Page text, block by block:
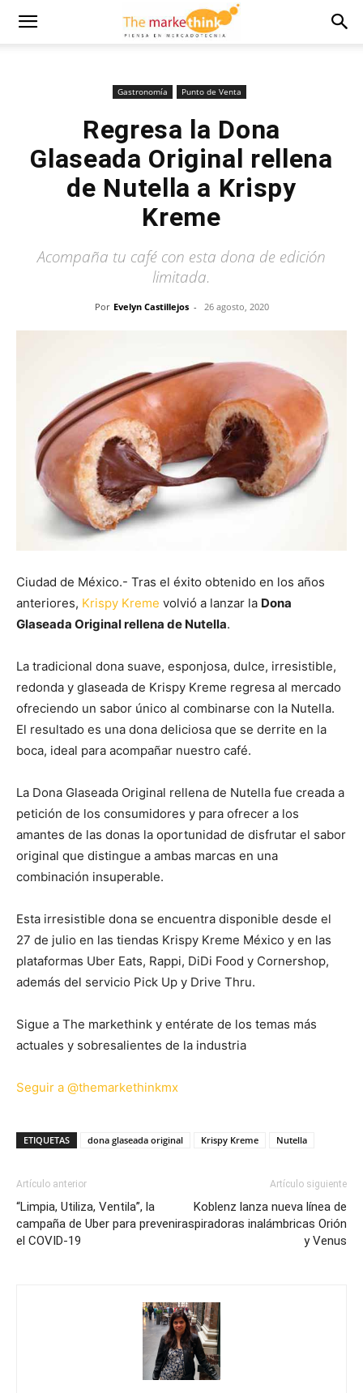
Gastronomía Punto de Venta
Regresa la Dona
Glaseada Original rellena
de Nutella a Krispy
Kreme
Acompaña tu café con esta dona de edición
limitada.
Por Evelyn Castillejos - 26 agosto, 2020
Ciudad de México.- Tras el éxito obtenido en los años
anteriores, Krispy Kreme volvió a lanzar la Dona
Glaseada Original rellena de Nutella.
La tradicional dona suave, esponjosa, dulce, irresistible,
redonda y glaseada de Krispy Kreme regresa al mercado
ofreciendo un sabor único al combinarse con la Nutella.
El resultado es una dona deliciosa que se derrite en la
boca, ideal para acompañar nuestro café.
La Dona Glaseada Original rellena de Nutella fue creada a
petición de los consumidores y para ofrecer a los
amantes de las donas la oportunidad de disfrutar el sabor
original que distingue a ambas marcas en una
combinación insuperable.
Esta irresistible dona se encuentra disponible desde el
27 de julio en las tiendas Krispy Kreme México y en las
plataformas Uber Eats, Rappi, DiDi Food y Cornershop,
además del servicio Pick Up y Drive Thru.
Sigue a The markethink y entérate de los temas más
actuales y sobresalientes de la industria
Seguir a @themarkethinkmx
ETIQUETAS dona glaseada original Krispy Kreme Nutella
Artículo anterior
“Limpia, Utiliza, Ventila”, la
campaña de Uber para prevenir
el COVID-19
Artículo siguiente
Koblenz lanza nueva línea de
aspiradoras inalámbricas Orión
y Venus